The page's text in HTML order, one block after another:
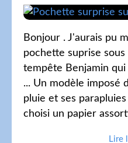
Bonjour . J'aurais pu
pochette suprise
tempête Benjamin
... Un modèle imposé
pluie et ses
choisi un papier
Lire